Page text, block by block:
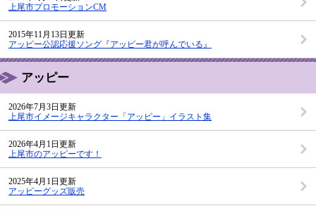
上尾市プロモーションCM
2015年11月13日更新
アッピー公認応援ソング『アッピー君が呼んでいる』
アッピー
2026年7月3日更新
上尾市イメージキャラクター「アッピー」イラスト集
2026年4月1日更新
上尾市のアッピーです！
2025年4月1日更新
アッピーグッズ販売